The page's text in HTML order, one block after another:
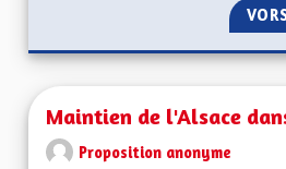
Maintien de l'Alsace
Proposition anonyme